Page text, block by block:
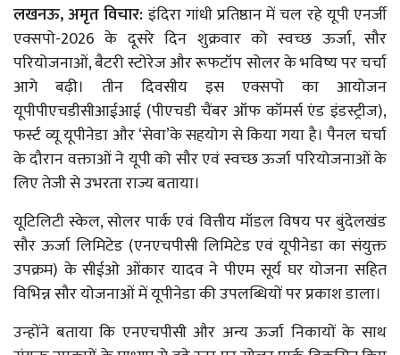
लखनऊ, अमृत विचार: इंदिरा गांधी प्रतिष्ठान में चल रहे यूपी एनर्जी
एक्सपो-2026 के दूसरे दिन शुक्रवार को स्वच्छ ऊर्जा, सौर
परियोजनाओं, बैटरी स्टोरेज और रूफटॉप सोलर के भविष्य पर चर्चा
आगे बढ़ी। तीन दिवसीय इस एक्सपो का आयोजन
यूपीपीएचडीसीआईआई (पीएचडी चैंबर ऑफ कॉमर्स एंड इंडस्ट्रीज),
फर्स्ट व्यू यूपीनेडा और ‘सेवा’के सहयोग से किया गया है। पैनल चर्चा
के दौरान वक्ताओं ने यूपी को सौर एवं स्वच्छ ऊर्जा परियोजनाओं के
लिए तेजी से उभरता राज्य बताया।
यूटिलिटी स्केल, सोलर पार्क एवं वित्तीय मॉडल विषय पर बुंदेलखंड
सौर ऊर्जा लिमिटेड (एनएचपीसी लिमिटेड एवं यूपीनेडा का संयुक्त
उपक्रम) के सीईओ ओंकार यादव ने पीएम सूर्य घर योजना सहित
विभिन्न सौर योजनाओं में यूपीनेडा की उपलब्धियों पर प्रकाश डाला।
उन्होंने बताया कि एनएचपीसी और अन्य ऊर्जा निकायों के साथ